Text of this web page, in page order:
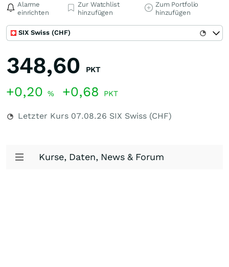
Alarme
einrichten
Zur Watchlist
hinzufügen
Zum Portfolio
hinzufügen
SIX Swiss (CHF)
348,60 PKT
+0,20 % +0,68 PKT
Letzter Kurs 07.08.26 SIX Swiss (CHF)
Kurse, Daten, News & Forum